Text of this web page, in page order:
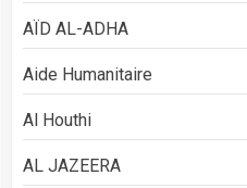
AÏD AL-ADHA
Aide Humanitaire
Al Houthi
AL JAZEERA